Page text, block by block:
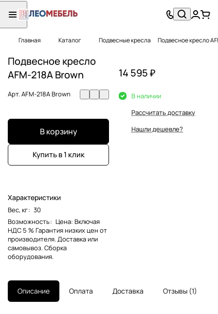
Главная Каталог Подвесные кресла Подвесное кресло
Подвесное кресло
AFM-218A Brown
Арт.AFM-218A Brown
В корзину
Купить в 1 клик
Характеристики
Вес, кг: 30
Возможность: Цена: Включая
НДС 5 % Гарантия низких цен от
производителя. Доставка или
самовывоз. Сборка
оборудования.
14 595 ₽
В наличии
Рассчитать доставку
Нашли дешевле?
Описание Оплата Доставка Отзывы 1